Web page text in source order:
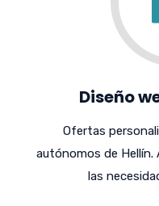
Diseño
Ofertas
autónomos de
las